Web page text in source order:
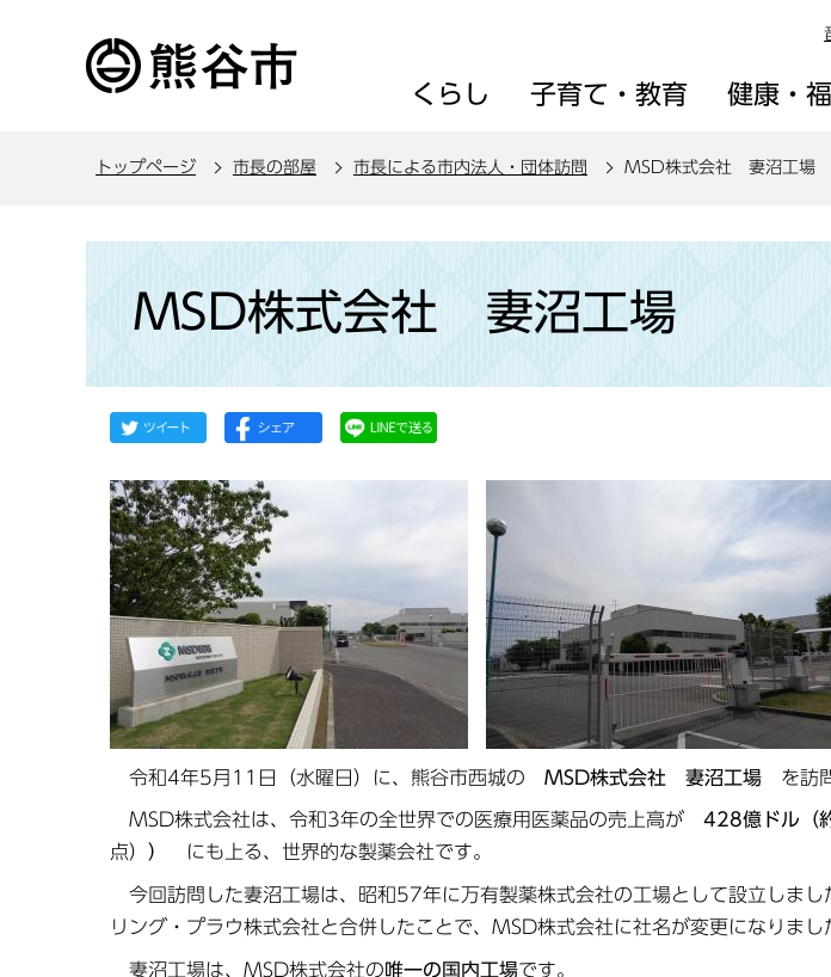
くらし 子育て・教育 健康・
トップページ 市長の部屋 市長による市内法人・団体訪問 MSD株式会社 妻沼工場
か
MSD株式会社 妻沼工場
令和4年5月11日（水曜日）に、熊谷市西城の MSD株式会社 妻沼工場 を訪
MSD株式会社は、令和3年の全世界での医療用医薬品の売上高が 428億ドル（
点） ） にも上る、世界的な製薬会社です。
今回訪問した妻沼工場は、昭和57年に万有製薬株式会社の工場として設立しまし
リング・プラウ株式会社と合併したことで、MSD株式会社に社名が変更になりまし
妻沼工場は、MSD株式会社の唯一の国内工場です。